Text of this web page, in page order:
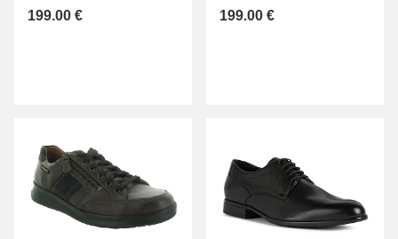
199.00 € 199.00 €